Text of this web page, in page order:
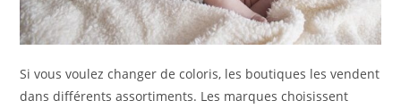
Si vous voulez changer de coloris, les boutiques les vendent
dans différents assortiments. Les marques choisissent